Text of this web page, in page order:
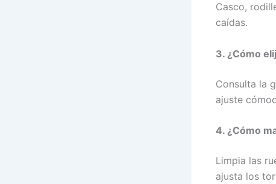
Casco,
caídas.
3. ¿Cómo
Consulta la
ajuste
4. ¿Cómo
Limpia las
ajusta los